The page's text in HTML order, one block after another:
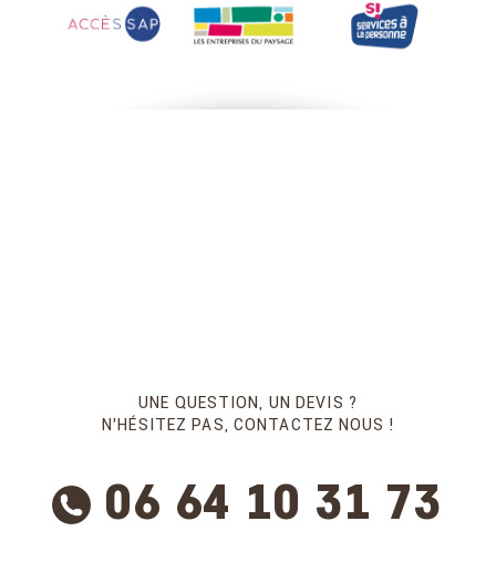
UNE QUESTION, UN DEVIS ?
N’HÉSITEZ PAS, CONTACTEZ NOUS !
06 64 10 31 73